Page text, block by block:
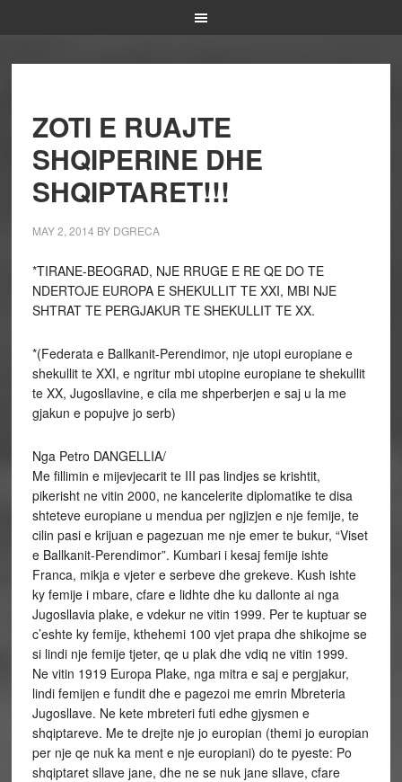
ZOTI E RUAJTE
SHQIPERINE DHE
SHQIPTARET!!!
MAY 2, 2014 BY DGRECA
*TIRANE-BEOGRAD, NJE RRUGE E RE QE DO TE
NDERTOJE EUROPA E SHEKULLIT TE XXI, MBI NJE
SHTRAT TE PERGJAKUR TE SHEKULLIT TE XX.
*(Federata e Ballkanit-Perendimor, nje utopi europiane e
shekullit te XXI, e ngritur mbi utopine europiane te shekullit
te XX, Jugosllavine, e cila me shperberjen e saj u la me
gjakun e popujve jo serb)
Nga Petro DANGELLIA/
Me fillimin e mijevjecarit te III pas lindjes se krishtit,
pikerisht ne vitin 2000, ne kancelerite diplomatike te disa
shteteve europiane u mendua per ngjizjen e nje femije, te
cilin pasi e krijuan e pagezuan me nje emer te bukur, “Viset
e Ballkanit-Perendimor”. Kumbari i kesaj femije ishte
Franca, mikja e vjeter e serbeve dhe grekeve. Kush ishte
ky femije i mbare, cfare e lidhte dhe ku dallonte ai nga
Jugosllavia plake, e vdekur ne vitin 1999. Per te kuptuar se
c’eshte ky femije, kthehemi 100 vjet prapa dhe shikojme se
si lindi nje femije tjeter, qe u plak dhe vdiq ne vitin 1999.
Ne vitin 1919 Europa Plake, nga mitra e saj e pergjakur,
lindi femijen e fundit dhe e pagezoi me emrin Mbreteria
Jugosllave. Ne kete mbreteri futi edhe gjysmen e
shqiptareve. Me te drejte nje jo europian (themi jo europian
per nje qe nuk ka ment e nje europiani) do te pyeste: Po
shqiptaret sllave jane, dhe ne se nuk jane sllave, cfare